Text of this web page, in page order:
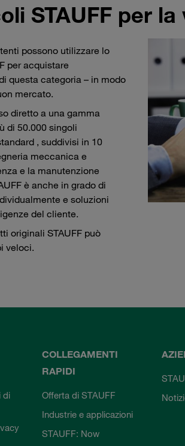
STAUFF per
possono utilizzare lo
per acquistare
questa categoria – in modo
mercato.
diretto a una gamma
di 50.000 singoli
, suddivisi in 10
meccanica e
e la manutenzione
è anche in grado di
e soluzioni
del cliente.
originali STAUFF può
veloci.
di
COLLEGAMENTI
RAPIDI
Offerta di STAUFF
Industrie e applicazioni
STAUFF: Now